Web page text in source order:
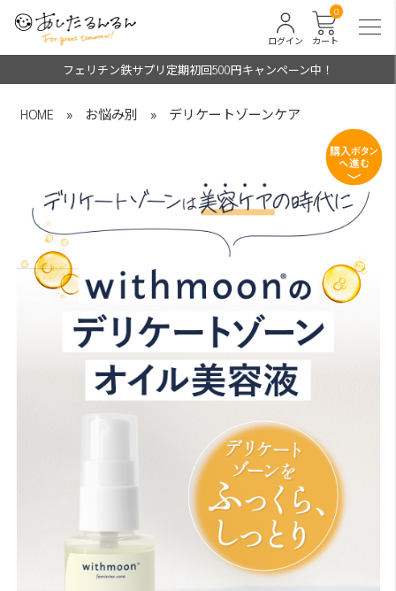
カート
0
ログイン
フェリチン鉄サプリ定期初回500円キャンペーン中！
HOME » お悩み別 » デリケートゾーンケア